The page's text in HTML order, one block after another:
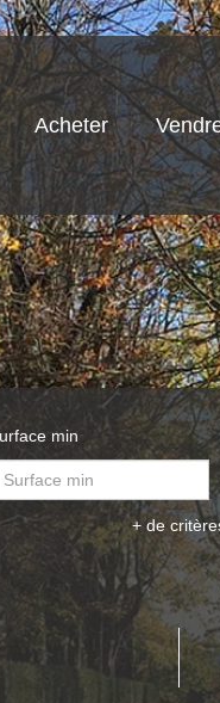
Acheter
min
+ de